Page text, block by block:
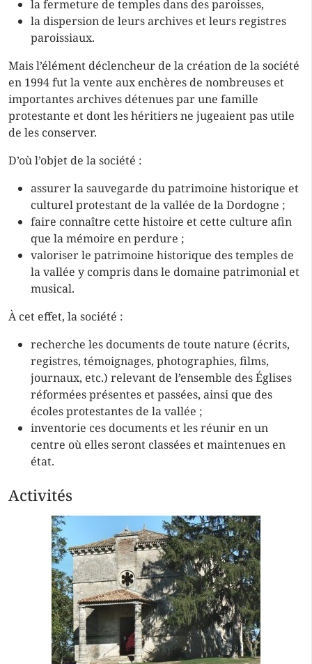
la fermeture de temples dans des paroisses,
la dispersion de leurs archives et leurs registres
paroissiaux.
Mais l’élément déclencheur de la création de la société
en 1994 fut la vente aux enchères de nombreuses et
importantes archives détenues par une famille
protestante et dont les héritiers ne jugeaient pas utile
de les conserver.
D’où l’objet de la société :
assurer la sauvegarde du patrimoine historique et
culturel protestant de la vallée de la Dordogne ;
faire connaître cette histoire et cette culture afin
que la mémoire en perdure ;
valoriser le patrimoine historique des temples de
la vallée y compris dans le domaine patrimonial et
musical.
À cet effet, la société :
recherche les documents de toute nature (écrits,
registres, témoignages, photographies, films,
journaux, etc.) relevant de l’ensemble des Églises
réformées présentes et passées, ainsi que des
écoles protestantes de la vallée ;
inventorie ces documents et les réunir en un
centre où elles seront classées et maintenues en
état.
Activités